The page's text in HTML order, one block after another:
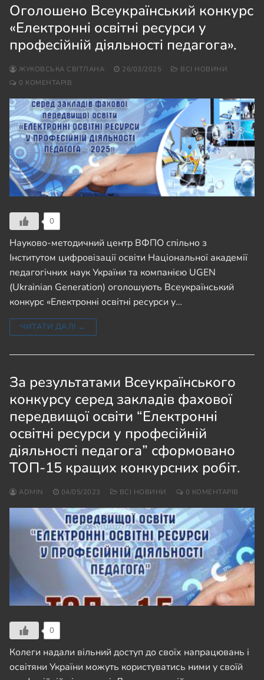
Оголошено Всеукраїнський конкурс
«Електронні освітні ресурси у
професійній діяльності педагога».
ЖУКОВСЬКА СВІТЛАНА 26/03/2025
ВСІ НОВИНИ
0 КОМЕНТАРІВ
0
Науково-методичний центр ВФПО спільно з
Інститутом цифровізації освіти Національної академії
педагогічних наук України та компанією UGEN
(Ukrainian Generation) оголошують Всеукраїнський
конкурс «Електронні освітні ресурси у…
ЧИТАТИ ДАЛІ →
За результатами Всеукраїнського
конкурсу серед закладів фахової
передвищої освіти “Електронні
освітні ресурси у професійній
діяльності педагога” сформовано
ТОП-15 кращих конкурсних робіт.
ADMIN 04/05/2023 ВСІ НОВИНИ 0 КОМЕНТАРІВ
0
Колеги надали вільний доступ до своїх напрацювань і
освітяни України можуть користуватись ними у своїй